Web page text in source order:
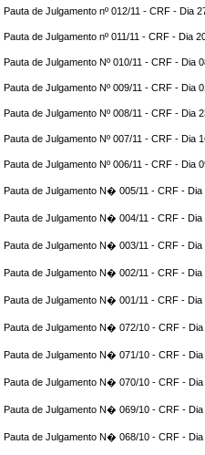
Pauta de Julgamento nº 012/11 - CRF - Dia
Pauta de Julgamento nº 011/11 - CRF - Dia
Pauta de Julgamento Nº 010/11 - CRF - Dia
Pauta de Julgamento Nº 009/11 - CRF - Dia
Pauta de Julgamento Nº 008/11 - CRF - Dia
Pauta de Julgamento Nº 007/11 - CRF - Dia
Pauta de Julgamento Nº 006/11 - CRF - Dia
Pauta de Julgamento N� 005/11 - CRF - Dia
Pauta de Julgamento N� 004/11 - CRF - Dia
Pauta de Julgamento N� 003/11 - CRF - Dia
Pauta de Julgamento N� 002/11 - CRF - Dia
Pauta de Julgamento N� 001/11 - CRF - Dia
Pauta de Julgamento N� 072/10 - CRF - Dia
Pauta de Julgamento N� 071/10 - CRF - Dia
Pauta de Julgamento N� 070/10 - CRF - Dia
Pauta de Julgamento N� 069/10 - CRF - Dia
Pauta de Julgamento N� 068/10 - CRF - Dia